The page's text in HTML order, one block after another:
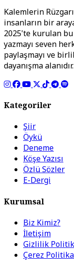
Kalemlerin
insanların bir
2025'te kurulan
yazmayı seven
paylaşmayı ve
dayanışma alanıdır.
Kategoriler
Şiir
Öykü
Deneme
Köşe Yazısı
Özlü Sözler
E-Dergi
Kurumsal
Biz Kimiz?
İletişim
Gizlilik
Çerez